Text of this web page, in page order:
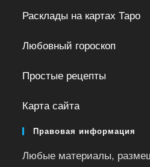
Расклады на картах Таро
Любовный гороскоп
Простые рецепты
Карта сайта
Правовая информация
Любые материалы,